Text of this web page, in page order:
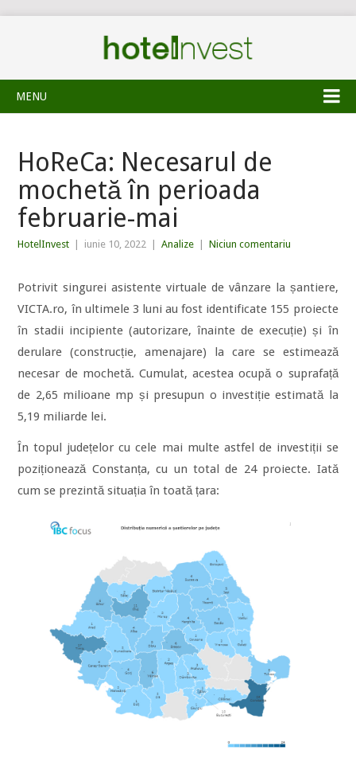
MENU
HoReCa: Necesarul de
mochetă în perioada
februarie-mai
HotelInvest iunie 10, 2022 Analize Niciun comentariu
Potrivit singurei asistente virtuale de vânzare la șantiere,
VICTA.ro, în ultimele 3 luni au fost identificate 155 proiecte
în stadii incipiente (autorizare, înainte de execuție) și în
derulare (construcție, amenajare) la care se estimează
necesar de mochetă. Cumulat, acestea ocupă o suprafață
de 2,65 milioane mp și presupun o investiție estimată la
5,19 miliarde lei.
În topul județelor cu cele mai multe astfel de investiții se
poziționează Constanța, cu un total de 24 proiecte. Iată
cum se prezintă situația în toată țara: